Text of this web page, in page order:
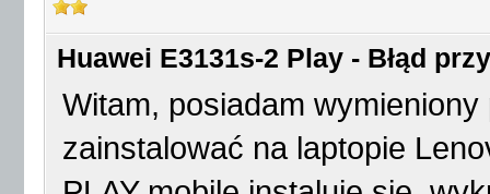
Huawei E3131s-2 Play - Błąd
Witam, posiadam
zainstalować na laptopie